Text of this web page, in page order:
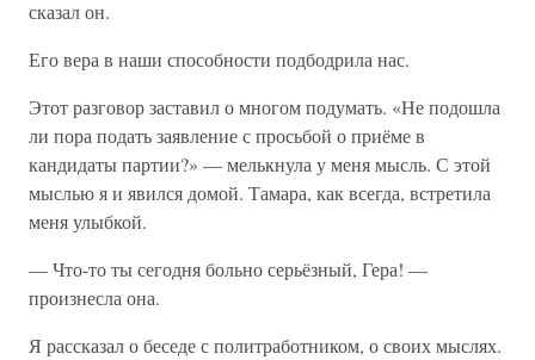
сказал он.
Его вера в наши способности подбодрила нас.
Этот разговор заставил о многом подумать. «Не подошла
ли пора подать заявление с просьбой о приёме в
кандидаты партии?» — мелькнула у меня мысль. С этой
мыслью я и явился домой. Тамара, как всегда, встретила
меня улыбкой.
— Что-то ты сегодня больно серьёзный, Гера! —
произнесла она.
Я рассказал о беседе с политработником, о своих мыслях.